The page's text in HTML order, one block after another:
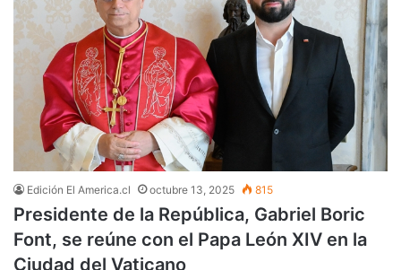
Edición El America.cl octubre 13, 2025 815
Presidente de la República, Gabriel Boric
Font, se reúne con el Papa León XIV en la
Ciudad del Vaticano